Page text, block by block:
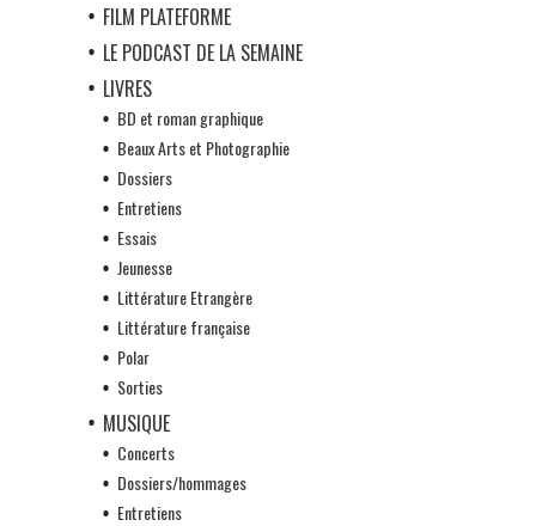
FILM PLATEFORME
LE PODCAST DE LA SEMAINE
LIVRES
BD et roman graphique
Beaux Arts et Photographie
Dossiers
Entretiens
Essais
Jeunesse
Littérature Etrangère
Littérature française
Polar
Sorties
MUSIQUE
Concerts
Dossiers/hommages
Entretiens